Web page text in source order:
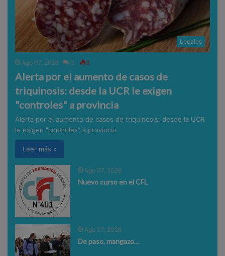
Locales
Ago 07, 2026 0 3
Alerta por el aumento de casos de
triquinosis: desde la UCR le exigen
"controles" a provincia
Alerta por el aumento de casos de triquinosis: desde la UCR
le exigen "controles" a provincia
Leer más »
Ago 07, 2026
Nuevo curso en el CFL
Ago 07, 2026
De paso, mangazo…